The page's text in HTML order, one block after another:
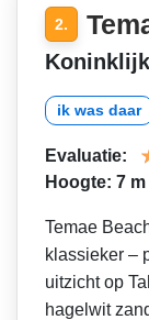
2.
ik was daar
Evaluatie:
Hoogte: 7 m
Temae
klassieker –
uitzicht op
hagelwit